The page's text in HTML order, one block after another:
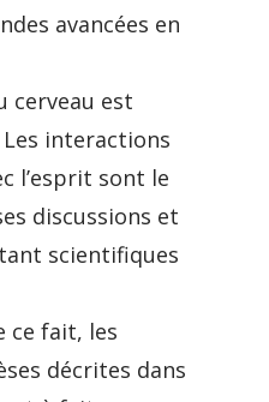
avancées en
cerveau est
interactions
l’esprit sont le
discussions et
scientifiques
ce fait, les
décrites dans